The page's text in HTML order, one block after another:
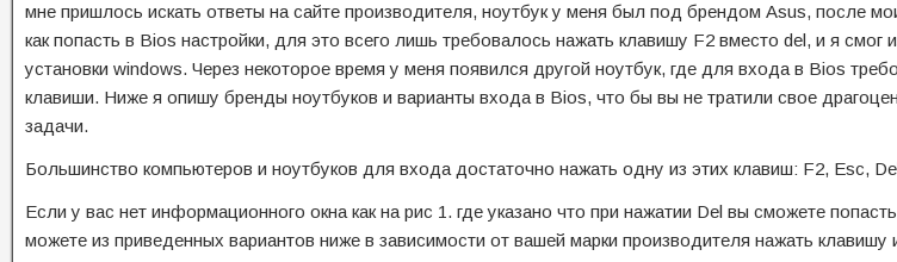
мне пришлось искать ответы на сайте производителя, ноутбук у меня был под брендом Asus, после
как попасть в Bios настройки, для это всего лишь требовалось нажать клавишу F2 вместо del, и я смог
установки windows. Через некоторое время у меня появился другой ноутбук, где для входа в Bios
клавиши. Ниже я опишу бренды ноутбуков и варианты входа в Bios, что бы вы не тратили свое
задачи.
Большинство компьютеров и ноутбуков для входа достаточно нажать одну из этих клавиш: F2, Esc,
Если у вас нет информационного окна как на рис 1. где указано что при нажатии Del вы сможете
можете из приведенных вариантов ниже в зависимости от вашей марки производителя нажать